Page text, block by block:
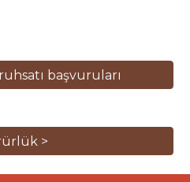
başvuruları
>